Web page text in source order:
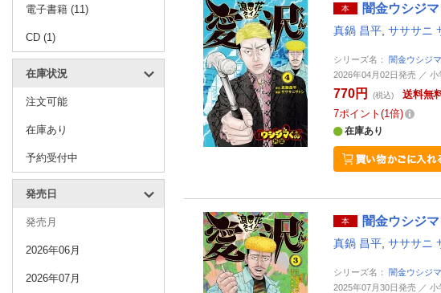
電子書籍 (11)
CD (1)
在庫状況
注文可能
在庫あり
予約受付中
発売日
発売月
2026年06月
2026年07月
本 闇金ウシジ
真鍋 昌平 サササニ
シリーズ名： 闇金ウシジ
2026年04月02日発売 ／ 小
770円 (税込)
送料無
7ポイント 1倍
在庫あり
本 闇金ウシジ
真鍋 昌平 サササニ
シリーズ名： 闇金ウシジ
2025年07月30日発売 ／ 小